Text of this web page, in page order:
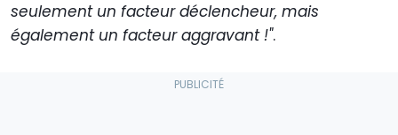
seulement un facteur déclencheur, mais
également un facteur aggravant !".